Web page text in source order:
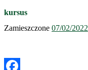
kursus
Zamieszczone 07/02/2022